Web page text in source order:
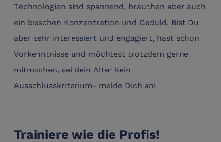
Technologien sind spannend, brauchen aber auch
ein bisschen Konzentration und Geduld. Bist Du
aber sehr interessiert und engagiert, hast schon
Vorkenntnisse und möchtest trotzdem gerne
mitmachen, sei dein Alter kein
Ausschlusskriterium- melde Dich an!
Trainiere wie die Profis!